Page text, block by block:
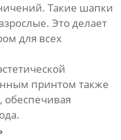
Такие шапки
Это делает
для всех
принтом также
обеспечивая